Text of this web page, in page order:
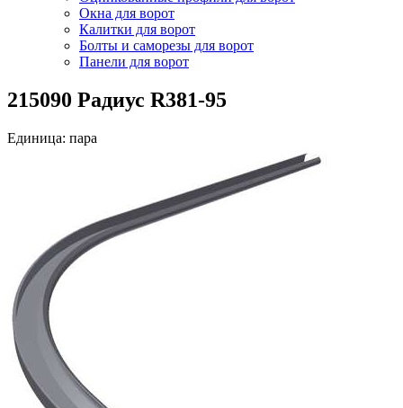
Окна для ворот
Калитки для ворот
Болты и саморезы для ворот
Панели для ворот
215090 Радиус R381-95
Единица: пара